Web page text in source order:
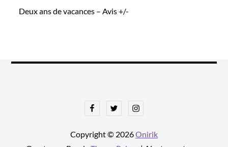
Deux ans de vacances – Avis +/-
FacebookTwitterInstagram
Copyright © 2026Onirik